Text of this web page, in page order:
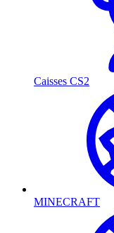
Caisses CS2
MINECRAFT